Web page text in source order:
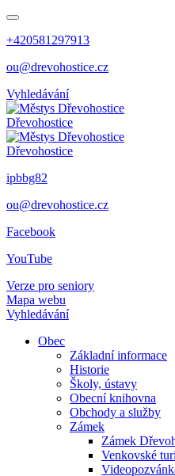
+420581297913
ou@drevohostice.cz
Vyhledávání
Dřevohostice
Dřevohostice
ipbbg82
ou@drevohostice.cz
Facebook
YouTube
Verze pro seniory
Mapa webu
Vyhledávání
Obec
Základní informace
Historie
Školy, ústavy
Obecní knihovna
Obchody a služby
Zámek
Zámek
Venkovské